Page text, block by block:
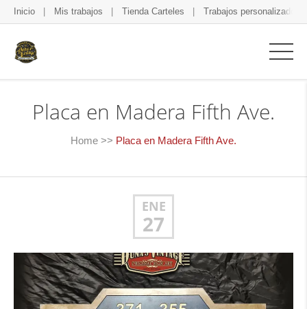
Inicio Mis trabajos Tienda Carteles Trabajos personalizados
Placa en Madera Fifth Ave.
Home >> Placa en Madera Fifth Ave.
ENE
27